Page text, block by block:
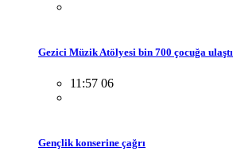
Gezici Müzik Atölyesi bin 700 çocuğa ulaştı
11:57 06
Gençlik konserine çağrı